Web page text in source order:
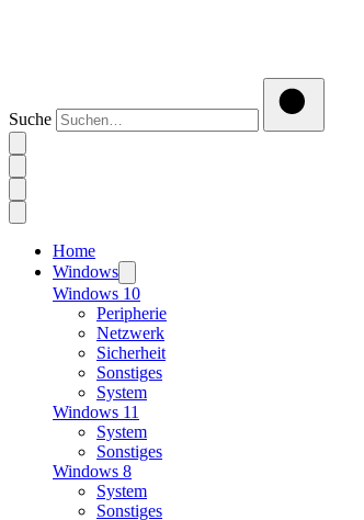
Suche
Home
Windows
Windows 10
Peripherie
Netzwerk
Sicherheit
Sonstiges
System
Windows 11
System
Sonstiges
Windows 8
System
Sonstiges